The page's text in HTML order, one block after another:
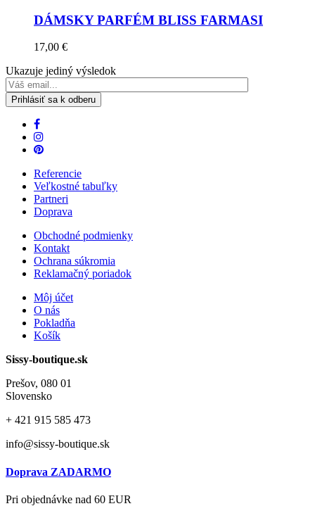
DÁMSKY PARFÉM BLISS FARMASI
17,00 €
Ukazuje jediný výsledok
Referencie
Veľkostné tabuľky
Partneri
Doprava
Obchodné podmienky
Kontakt
Ochrana súkromia
Reklamačný poriadok
Môj účet
O nás
Pokladňa
Košík
Sissy-boutique.sk
Prešov, 080 01
Slovensko
+ 421 915 585 473
info@sissy-boutique.sk
Doprava ZADARMO
Pri objednávke nad 60 EUR